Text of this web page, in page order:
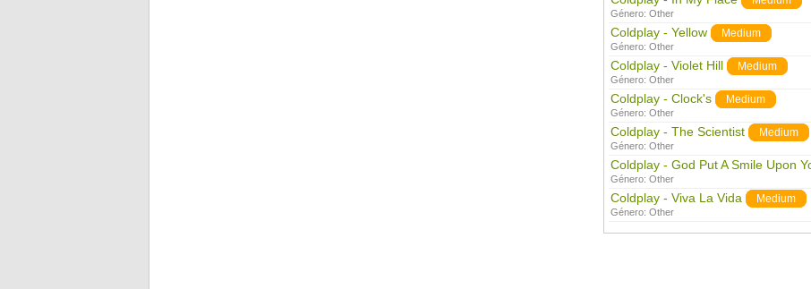
Género: Other
Coldplay - Yellow Medium
Género: Other
Coldplay - Violet Hill Medium
Género: Other
Coldplay - Clock's Medium
Género: Other
Coldplay - The Scientist Medium
Género: Other
Coldplay - God Put A Smile Upon
Género: Other
Coldplay - Viva La Vida Medium
Género: Other